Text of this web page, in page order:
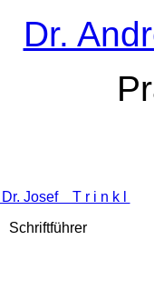
Dr.
Dr. Josef T r i n k l
Schriftführer